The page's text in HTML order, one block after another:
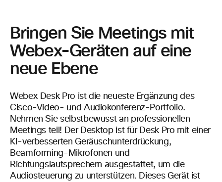
Bringen Sie Meetings mit
Webex-Geräten auf eine
neue Ebene
Webex Desk Pro ist die neueste Ergänzung des
Cisco-Video- und Audiokonferenz-Portfolio.
Nehmen Sie selbstbewusst an professionellen
Meetings teil! Der Desktop ist für Desk Pro mit einer
KI-verbesserten Geräuschunterdrückung,
Beamforming-Mikrofonen und
Richtungslautsprechern ausgestattet, um die
Audiosteuerung zu unterstützen. Dieses Gerät ist